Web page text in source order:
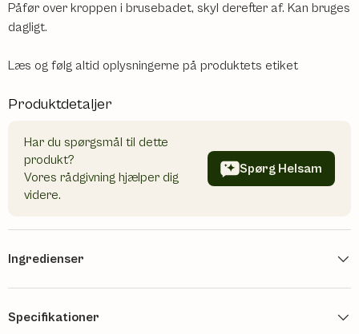
Påfør over kroppen i brusebadet, skyl derefter af. Kan bruges
dagligt.
Læs og følg altid oplysningerne på produktets etiket
Produktdetaljer
Har du spørgsmål til dette
produkt?
Vores rådgivning hjælper dig
videre.
Spørg Helsam
Ingredienser
Specifikationer